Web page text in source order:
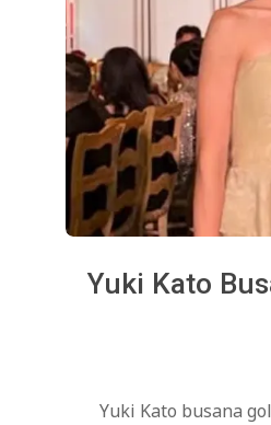
Yuki Kato
Yuki Kato busana